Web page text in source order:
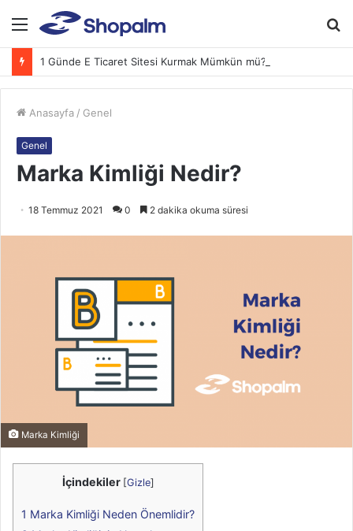
Menü
Anasayfa / Genel
Genel
Marka Kimliği Nedir?
18 Temmuz 2021 0 2 dakika okuma süresi
Marka Kimliği
İçindekiler [Gizle]
1 Marka Kimliği Neden Önemlidir?